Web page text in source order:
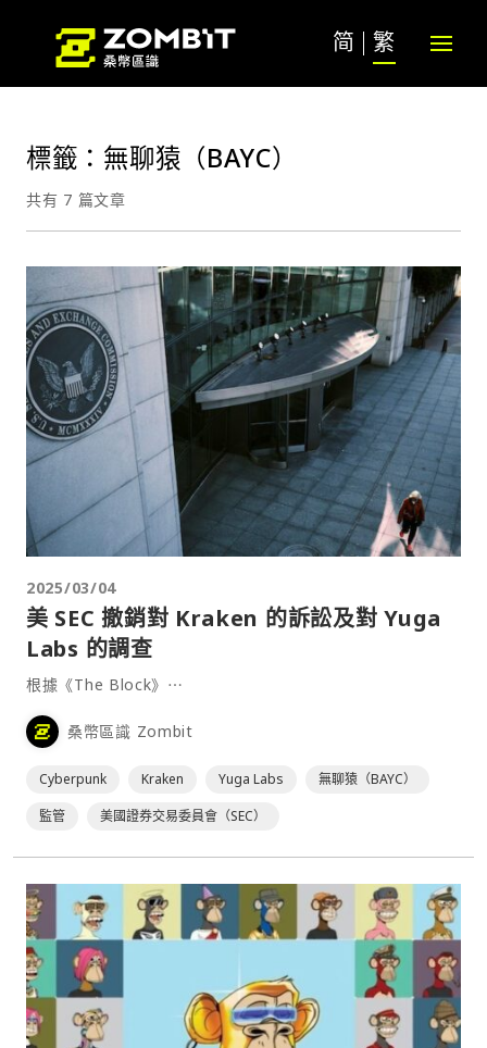
简 繁
標籤：無聊猿（BAYC）
共有 7 篇文章
2025/03/04
美 SEC 撤銷對 Kraken 的訴訟及對 Yuga
Labs 的調查
根據《The Block》⋯
桑幣區識 Zombit
Cyberpunk Kraken Yuga Labs
無聊猿（BAYC）
監管
美國證券交易委員會（SEC）